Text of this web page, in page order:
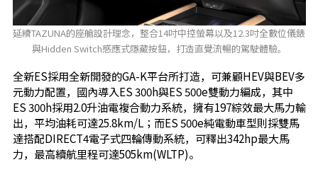
延續TAZUNA的座艙設計理念，整合14吋中控螢幕以及12.3吋全數位儀錶
與Hidden Switch感應式隱藏按鈕，打造直覺流暢的駕駛體驗。
全新ES採用全新開發的GA-K平台所打造，可兼顧HEV與BEV多
元動力配置，國內導入ES 300h與ES 500e雙動力編成，其中
ES 300h採用2.0升油電複合動力系統，擁有197綜效最大馬力輸
出，平均油耗可達25.8km/L；而ES 500e純電動車型則採雙馬
達搭配DIRECT4電子式四輪傳動系統，可釋出342hp最大馬
力，最高續航里程可達505km(WLTP)。